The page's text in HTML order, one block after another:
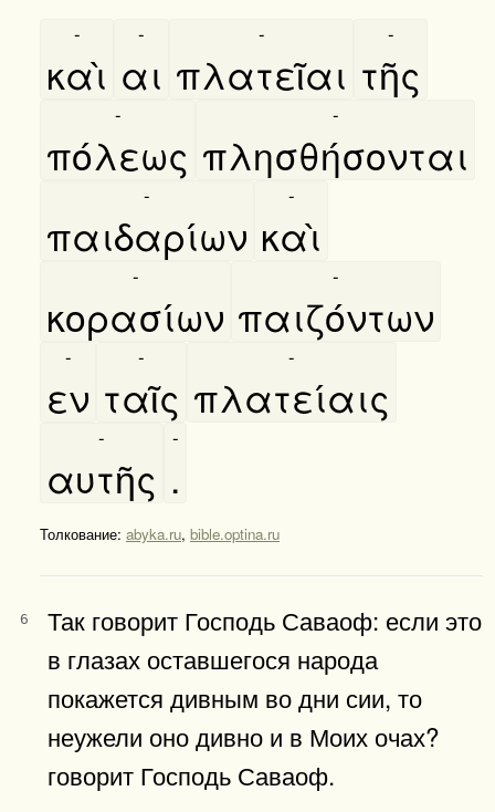
καὶ
-
αι
-
πλατεῖαι
-
τῆς
-
πόλεως
-
πλησθήσονται
-
παιδαρίων
-
καὶ
-
κορασίων
-
παιζόντων
-
εν
-
ταῖς
-
πλατείαις
-
αυτῆς
-
.
-
Толкование: abyka.ru, bible.optina.ru
6
Так говорит Господь Саваоф: если это
в глазах оставшегося народа
покажется дивным во дни сии, то
неужели оно дивно и в Моих очах?
говорит Господь Саваоф.